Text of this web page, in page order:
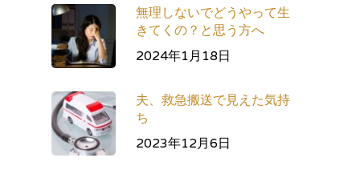
無理しないでどうやって生
きてくの？と思う方へ
2024年1月18日
夫、救急搬送で見えた気持
ち
2023年12月6日